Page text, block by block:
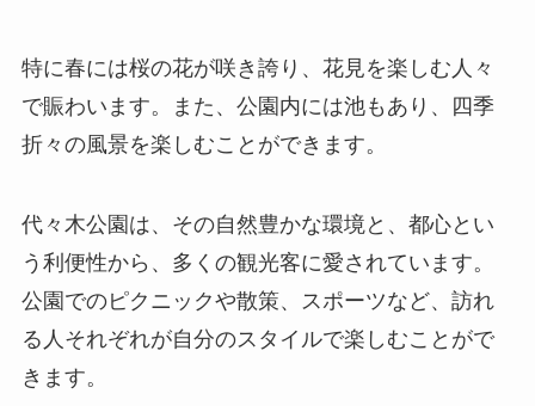
特に春には桜の花が咲き誇り、花見を楽しむ人々
で賑わいます。また、公園内には池もあり、四季
折々の風景を楽しむことができます。
代々木公園は、その自然豊かな環境と、都心とい
う利便性から、多くの観光客に愛されています。
公園でのピクニックや散策、スポーツなど、訪れ
る人それぞれが自分のスタイルで楽しむことがで
きます。